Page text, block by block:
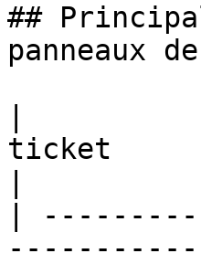
##
panneaux
ticket
|